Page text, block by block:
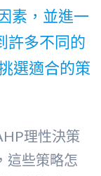
素，並進一
許多不同的
選適合的策
理性決策
這些策略怎